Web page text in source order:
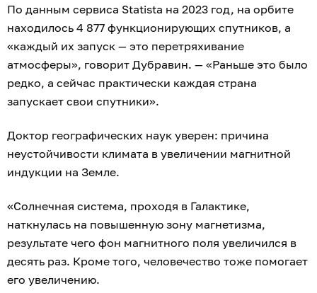
По данным сервиса Statista на 2023 год, на орбите
находилось 4 877 функционирующих спутников, а
«каждый их запуск — это перетряхивание
атмосферы», говорит Дубравин. — «Раньше это было
редко, а сейчас практически каждая страна
запускает свои спутники».
Доктор географических наук уверен: причина
неустойчивости климата в увеличении магнитной
индукции на Земле.
«Солнечная система, проходя в Галактике,
наткнулась на повышенную зону магнетизма,
результате чего фон магнитного поля увеличился в
десять раз. Кроме того, человечество тоже помогает
его увеличению.